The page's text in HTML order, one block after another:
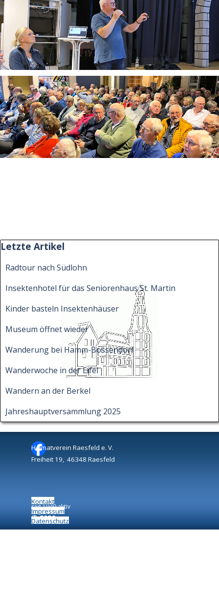
Block überspringen Letzte Artikel
Letzte Artikel
Radtour nach Südlohn
Insektenhotel für das Seniorenhaus St. Martin
Kinder basteln Insektenhäuser
Museum öffnet wieder
Wanderung bei Hamm-Bossendorf
Wanderwoche in der Eifel
Wandern an der Berkel
Jahreshauptversammlung 2025
Heimatverein Raesfeld e. V.
Freiheit 19, 46348 Raesfeld
seit 1949 aktiv
© 2026
Kontakt
Impressum
Datenschutz